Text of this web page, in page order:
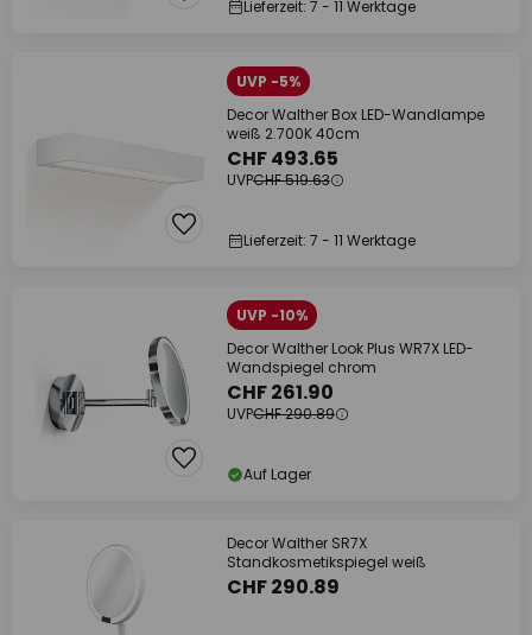
Lieferzeit: 7 - 11 Werktage
UVP -5%
Decor Walther Box LED-Wandlampe
weiß 2.700K 40cm
CHF 493.65
UVPCHF 519.63
Lieferzeit: 7 - 11 Werktage
UVP -10%
Decor Walther Look Plus WR7X LED-
Wandspiegel chrom
CHF 261.90
UVPCHF 290.89
Auf Lager
Decor Walther SR7X
Standkosmetikspiegel weiß
CHF 290.89